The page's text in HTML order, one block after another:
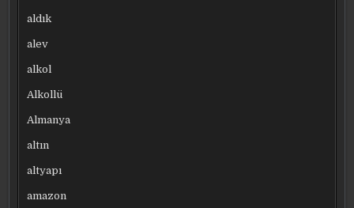
aldık
alev
alkol
Alkollü
Almanya
altın
altyapı
amazon